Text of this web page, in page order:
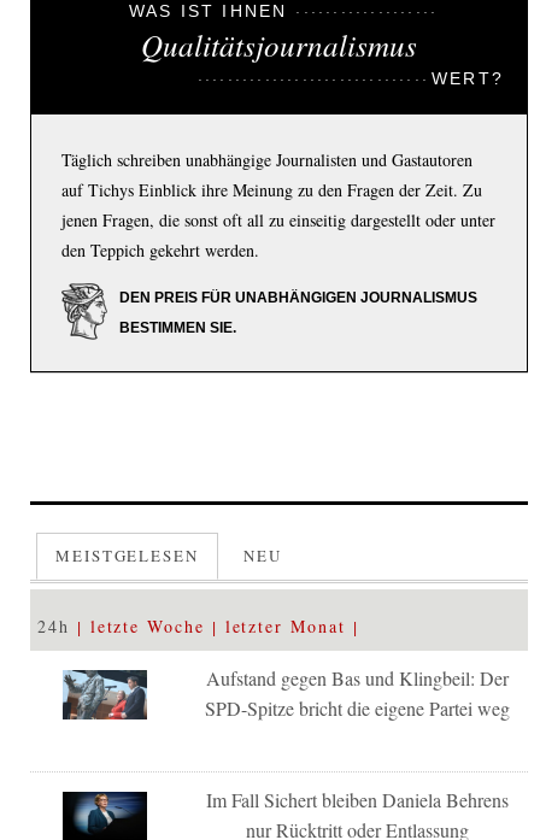
WAS IST IHNEN
Qualitätsjournalismus
WERT?
Täglich schreiben unabhängige Journalisten und Gastautoren
auf Tichys Einblick ihre Meinung zu den Fragen der Zeit. Zu
jenen Fragen, die sonst oft all zu einseitig dargestellt oder unter
den Teppich gekehrt werden.
DEN PREIS FÜR UNABHÄNGIGEN JOURNALISMUS
BESTIMMEN SIE.
MEISTGELESEN NEU
24h letzte Woche letzter Monat
Aufstand gegen Bas und Klingbeil: Der
SPD-Spitze bricht die eigene Partei weg
Im Fall Sichert bleiben Daniela Behrens
nur Rücktritt oder Entlassung